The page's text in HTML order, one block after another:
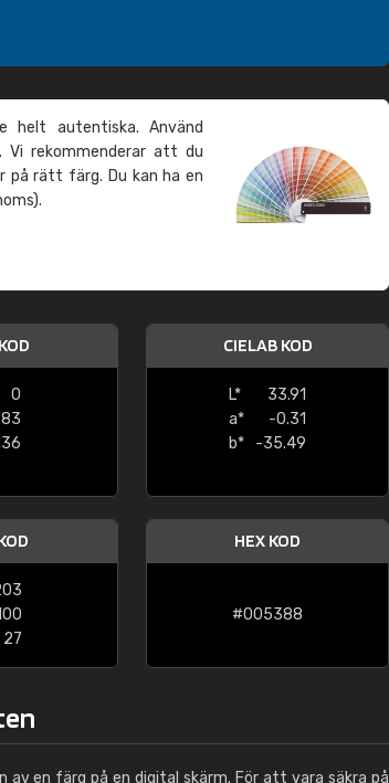
helt autentiska. Använd
Vi rekommenderar att du
på rätt färg. Du kan ha en
0
83
CIELAB KOD
L*
33.91
a*
-0.31
b*
-35.49
27
HEX KOD
#005388
en färg på en digital skärm. För att vara säkra på
Windows
"Great product and speedy delivery"